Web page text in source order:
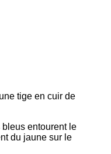
tige en cuir de
entourent le
du jaune sur le